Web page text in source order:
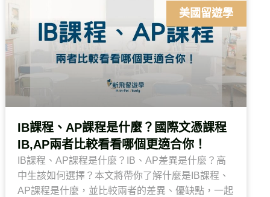
美國留遊學
IB課程、AP課程是什麼？國際文憑課程
IB,AP兩者比較看看哪個更適合你！
IB課程、AP課程是什麼？IB、AP差異是什麼？高
中生該如何選擇？本文將帶你了解什麼是IB課程、
AP課程是什麼，並比較兩者的差異、優缺點，一起